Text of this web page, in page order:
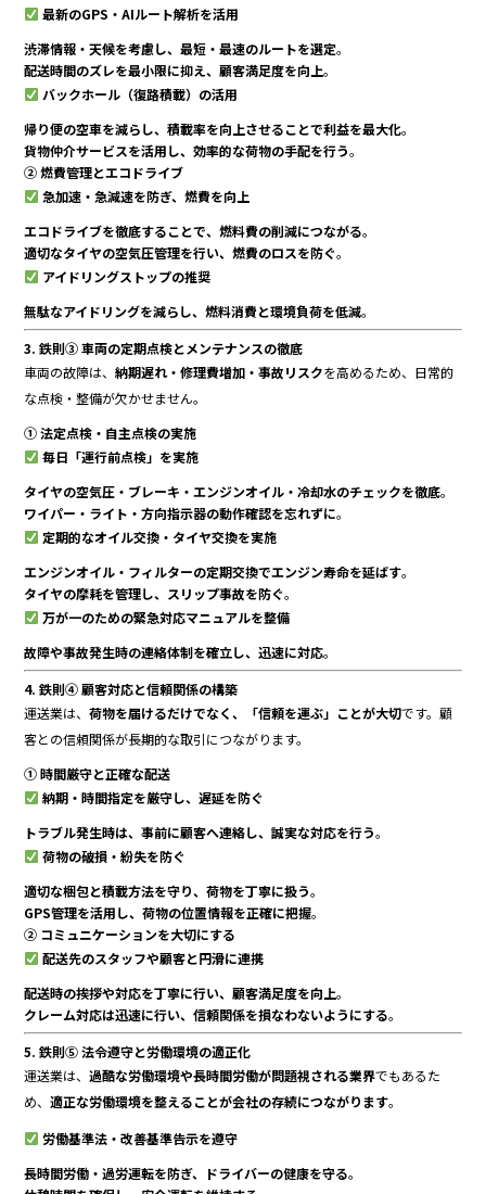
最新のGPS・AIルート解析を活用
渋滞情報・天候を考慮し、最短・最速のルートを選定。
配送時間のズレを最小限に抑え、顧客満足度を向上。
バックホール（復路積載）の活用
帰り便の空車を減らし、積載率を向上させることで利益を最大化。
貨物仲介サービスを活用し、効率的な荷物の手配を行う。
② 燃費管理とエコドライブ
急加速・急減速を防ぎ、燃費を向上
エコドライブを徹底することで、燃料費の削減につながる。
適切なタイヤの空気圧管理を行い、燃費のロスを防ぐ。
アイドリングストップの推奨
無駄なアイドリングを減らし、燃料消費と環境負荷を低減。
3. 鉄則③ 車両の定期点検とメンテナンスの徹底
車両の故障は、納期遅れ・修理費増加・事故リスクを高めるため、日常的
な点検・整備が欠かせません。
① 法定点検・自主点検の実施
毎日「運行前点検」を実施
タイヤの空気圧・ブレーキ・エンジンオイル・冷却水のチェックを徹底。
ワイパー・ライト・方向指示器の動作確認を忘れずに。
定期的なオイル交換・タイヤ交換を実施
エンジンオイル・フィルターの定期交換でエンジン寿命を延ばす。
タイヤの摩耗を管理し、スリップ事故を防ぐ。
万が一のための緊急対応マニュアルを整備
故障や事故発生時の連絡体制を確立し、迅速に対応。
4. 鉄則④ 顧客対応と信頼関係の構築
運送業は、荷物を届けるだけでなく、「信頼を運ぶ」ことが大切です。顧
客との信頼関係が長期的な取引につながります。
① 時間厳守と正確な配送
納期・時間指定を厳守し、遅延を防ぐ
トラブル発生時は、事前に顧客へ連絡し、誠実な対応を行う。
荷物の破損・紛失を防ぐ
適切な梱包と積載方法を守り、荷物を丁寧に扱う。
GPS管理を活用し、荷物の位置情報を正確に把握。
② コミュニケーションを大切にする
配送先のスタッフや顧客と円滑に連携
配送時の挨拶や対応を丁寧に行い、顧客満足度を向上。
クレーム対応は迅速に行い、信頼関係を損なわないようにする。
5. 鉄則⑤ 法令遵守と労働環境の適正化
運送業は、過酷な労働環境や長時間労働が問題視される業界でもあるた
め、適正な労働環境を整えることが会社の存続につながります。
労働基準法・改善基準告示を遵守
長時間労働・過労運転を防ぎ、ドライバーの健康を守る。